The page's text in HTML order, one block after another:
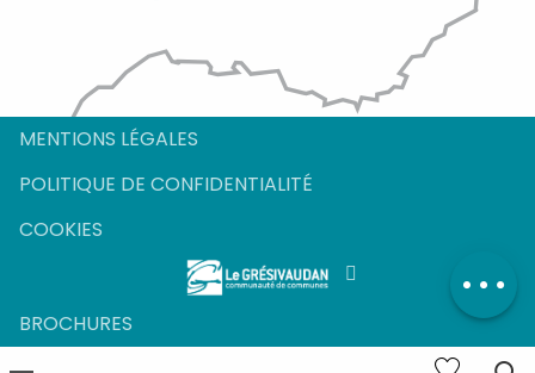
MENTIONS LÉGALES
POLITIQUE DE CONFIDENTIALITÉ
COOKIES
BROCHURES